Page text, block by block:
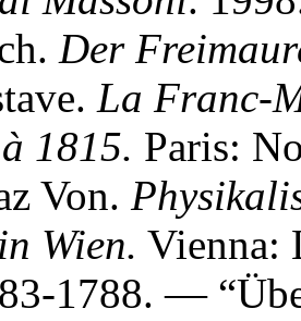
Der
La Franc-
1815. Paris:
Von.
Wien. Vienna:
1788. —